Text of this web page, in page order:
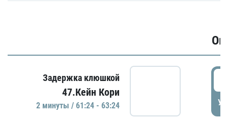
Задержка клюшкой
47.Кейн Кори
2 минуты / 61:24 - 63:24